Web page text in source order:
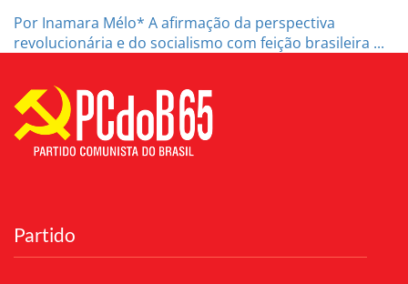
Por Inamara Mélo* A afirmação da perspectiva
revolucionária e do socialismo com feição brasileira ...
Partido